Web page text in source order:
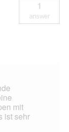
1
answer
mit
ist sehr